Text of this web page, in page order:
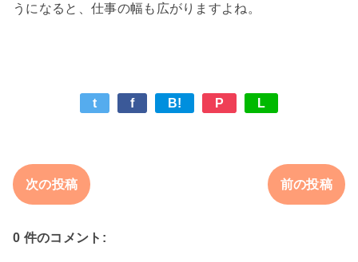
t f B! P L
次の投稿 前の投稿
0 件のコメント: